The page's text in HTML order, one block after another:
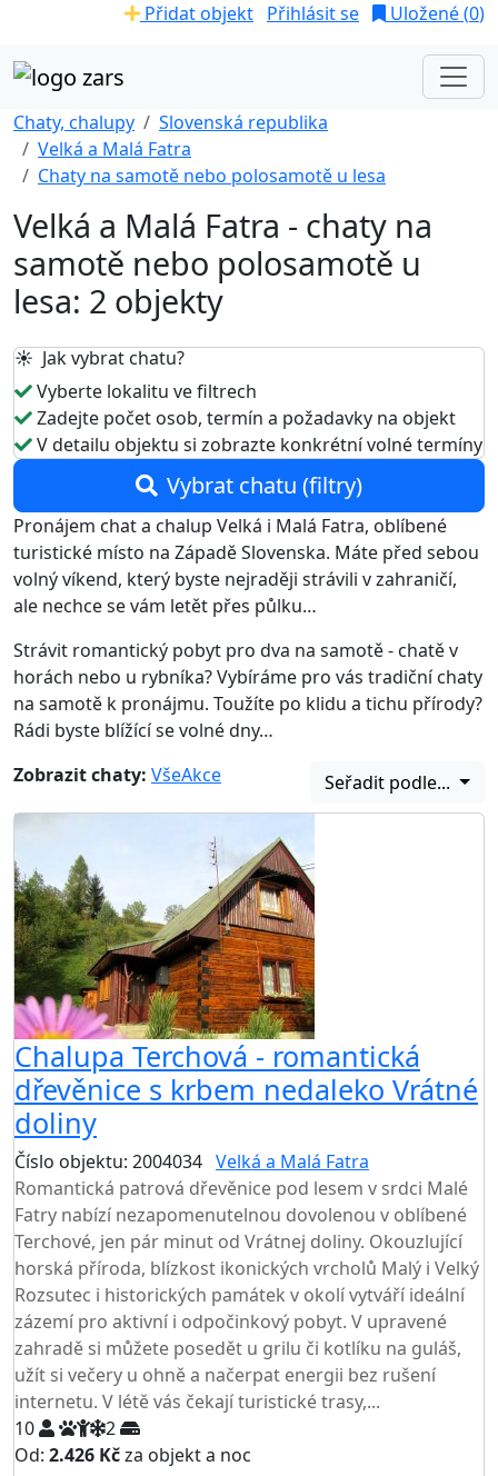
Přidat objekt Přihlásit se Uložené (0)
Chaty, chalupy
Slovenská republika
Velká a Malá Fatra
Chaty na samotě nebo polosamotě u lesa
Velká a Malá Fatra - chaty na
samotě nebo polosamotě u
lesa: 2 objekty
☀️ Jak vybrat chatu?
Vyberte lokalitu ve filtrech
Zadejte počet osob, termín a požadavky na objekt
V detailu objektu si zobrazte konkrétní volné termíny
Vybrat chatu (filtry)
Pronájem chat a chalup Velká i Malá Fatra, oblíbené
turistické místo na Západě Slovenska. Máte před sebou
volný víkend, který byste nejraději strávili v zahraničí,
ale nechce se vám letět přes půlku…
Strávit romantický pobyt pro dva na samotě - chatě v
horách nebo u rybníka? Vybíráme pro vás tradiční chaty
na samotě k pronájmu. Toužíte po klidu a tichu přírody?
Rádi byste blížící se volné dny…
Zobrazit chaty: VšeAkce Seřadit podle...
Chalupa Terchová - romantická
dřevěnice s krbem nedaleko Vrátné
doliny
Číslo objektu: 2004034 Velká a Malá Fatra
Romantická patrová dřevěnice pod lesem v srdci Malé
Fatry nabízí nezapomenutelnou dovolenou v oblíbené
Terchové, jen pár minut od Vrátnej doliny. Okouzlující
horská příroda, blízkost ikonických vrcholů Malý i Velký
Rozsutec i historických památek v okolí vytváří ideální
zázemí pro aktivní i odpočinkový pobyt. V upravené
zahradě si můžete posedět u grilu či kotlíku na guláš,
užít si večery u ohně a načerpat energii bez rušení
internetu. V létě vás čekají turistické trasy,...
10
2
Od: 2.426 Kčza objekt a noc